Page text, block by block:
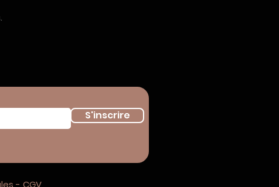
S'inscrire
- CGV